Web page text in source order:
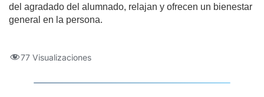
del agradado del alumnado, relajan y ofrecen un bienestar
general en la persona.
77 Visualizaciones